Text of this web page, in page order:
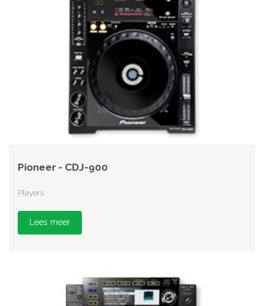
Pioneer - CDJ-900
Players
Lees meer